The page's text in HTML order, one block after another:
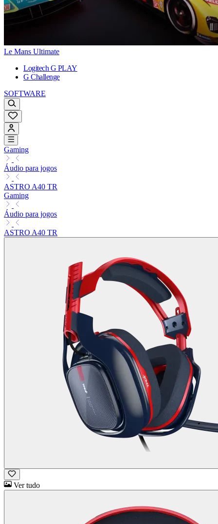
Le Mans Ultimate
Logitech G PLAY
G Challenge
SOFTWARE
Gaming
Áudio para jogos
ASTRO A40 TR
Gaming
Áudio para jogos
ASTRO A40 TR
Ver tudo